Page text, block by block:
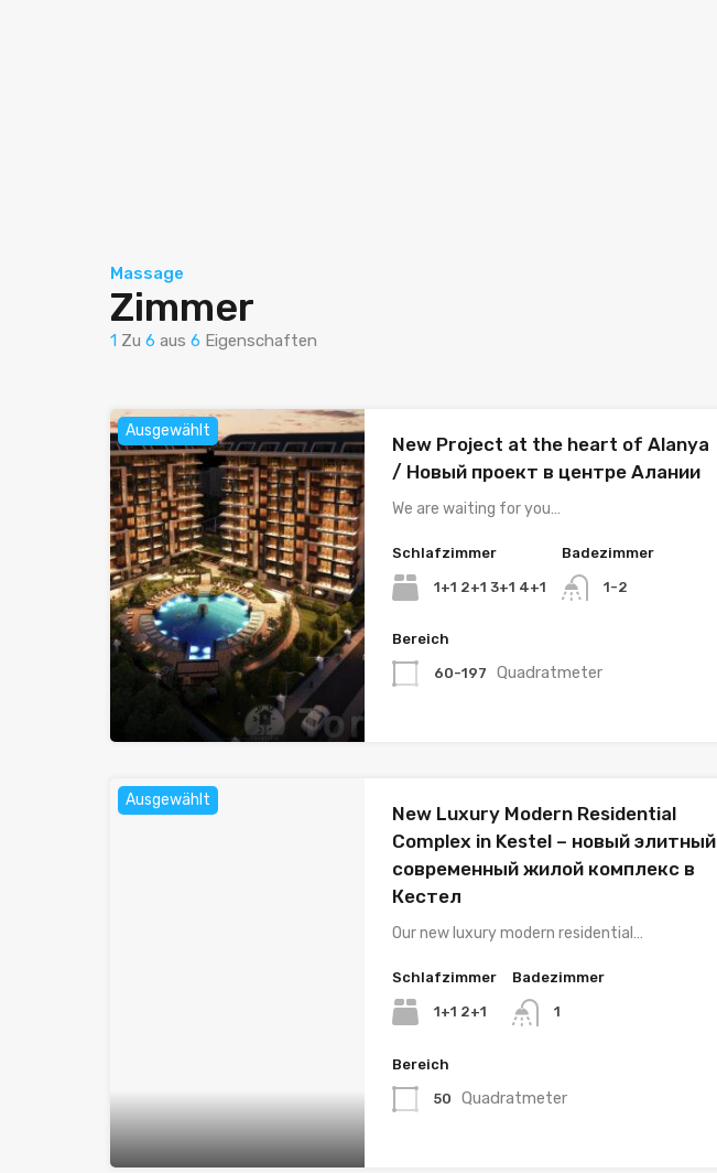
Massage
Zimmer
1 Zu 6 aus 6 Eigenschaften
Ausgewählt
New Project at the heart of Alanya
/ Новый проект в центре Алании
We are waiting for you…
Schlafzimmer
1+1 2+1 3+1 4+1
Badezimmer
1-2
Bereich
60-197 Quadratmeter
Ausgewählt
New Luxury Modern Residential
Complex in Kestel – новый элитный
современный жилой комплекс в
Кестел
Our new luxury modern residential…
Schlafzimmer
1+1 2+1
Badezimmer
1
Bereich
50 Quadratmeter